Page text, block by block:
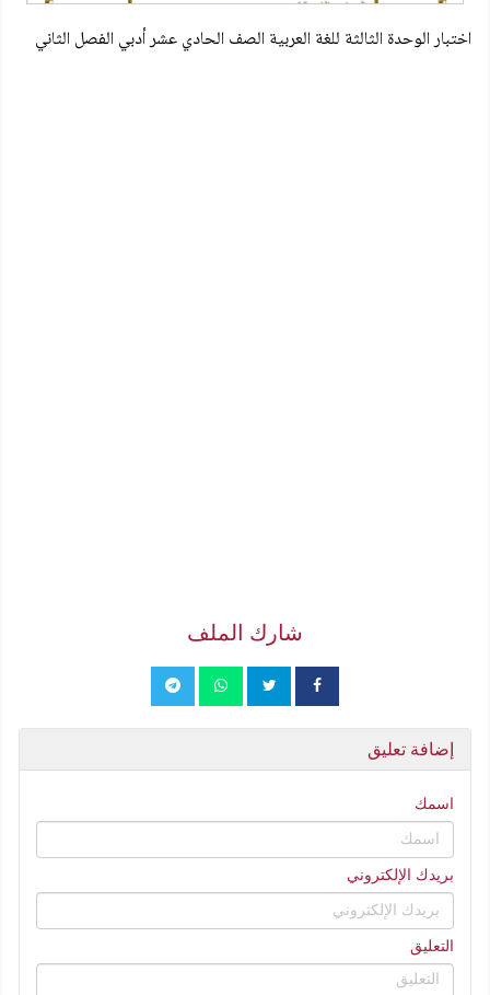
اختبار الوحدة الثالثة للغة العربية الصف الحادي عشر أدبي الفصل الثاني
شارك الملف
إضافة تعليق
اسمك
بريدك الإلكتروني
التعليق